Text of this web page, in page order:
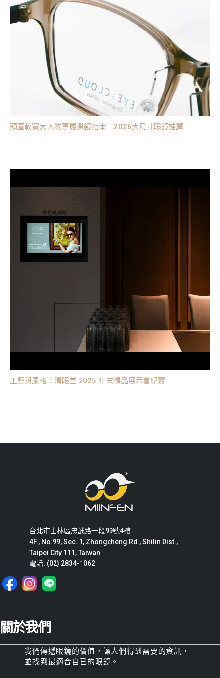
頭圍較寬大人物專屬選鏡指南｜2026大尺寸眼鏡推薦
工藝與風格：清眼堂 2025 年末精品展示會紀實
台北市士林區忠誠路一段99號4樓
4F., No.99, Sec. 1, Zhongcheng Rd., Shilin Dist.,
Taipei City 111, Taiwan
電話: (02) 2834-1062
關於我們
我們傳遞眼鏡的價值，讓人們得到需要的資訊，
並找到最適合自已的眼鏡。